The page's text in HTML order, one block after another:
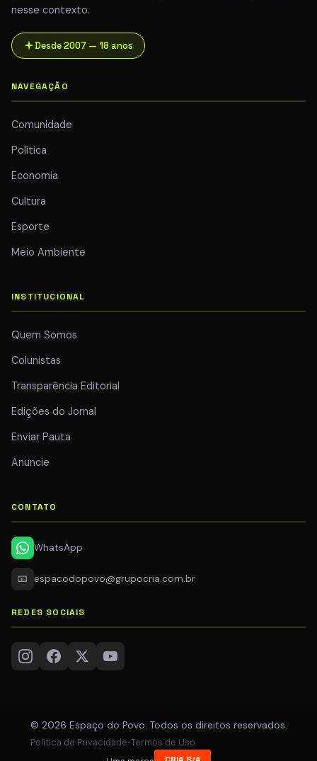
nesse contexto.
Desde 2007 — 18 anos
NAVEGAÇÃO
Comunidade
Política
Economia
Cultura
Esporte
Meio Ambiente
INSTITUCIONAL
Quem Somos
Colunistas
Transparência Editorial
Edições do Jornal
Enviar Pauta
Anuncie
CONTATO
WhatsApp
📧 espacodopovo@grupocria.com.br
REDES SOCIAIS
© 2026 Espaço do Povo. Todos os direitos reservados.
Política de Privacidade•Termos de Uso